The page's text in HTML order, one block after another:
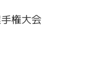
権大会